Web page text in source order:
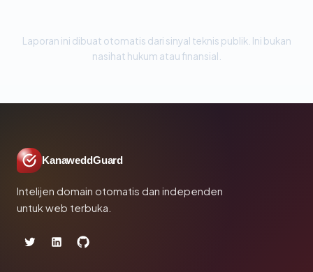
Laporan ini dibuat otomatis dari sinyal teknis publik. Ini bukan
nasihat hukum atau finansial.
KanaweddGuard
Intelijen domain otomatis dan independen
untuk web terbuka.